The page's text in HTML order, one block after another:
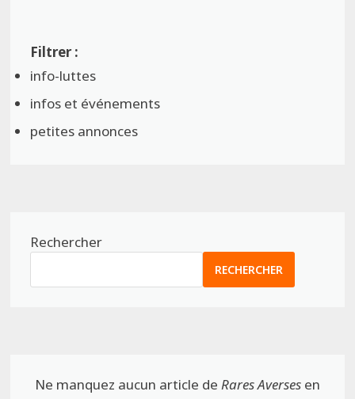
info-luttes
infos et événements
petites annonces
Rechercher
RECHERCHER
Ne manquez aucun article de Rares Aversesen